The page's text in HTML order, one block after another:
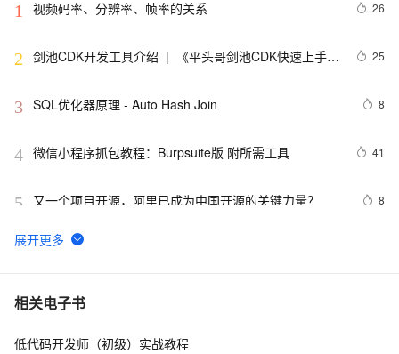
1 视频码率、分辨率、帧率的关系 26
2 剑池CDK开发工具介绍  |  《平头哥剑池CDK快速上手指
25
3 SQL优化器原理 - Auto Hash Join 8
4 微信小程序抓包教程：Burpsuite版 附所需工具 41
5 又一个项目开源，阿里已成为中国开源的关键力量？ 8
6 tailwindcss使用教程
7 我的博客即将入驻“云栖社区”，诚邀技术同仁一同入驻。
8 思科路由器的密码恢复
相关电子书
低代码开发师（初级）实战教程